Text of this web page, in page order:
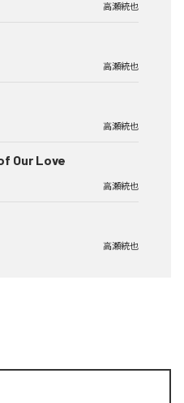
高瀬統也
高瀬統也
高瀬統也
Our Love
高瀬統也
高瀬統也